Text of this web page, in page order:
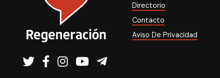
Directorio
Contacto
Aviso De Privacidad